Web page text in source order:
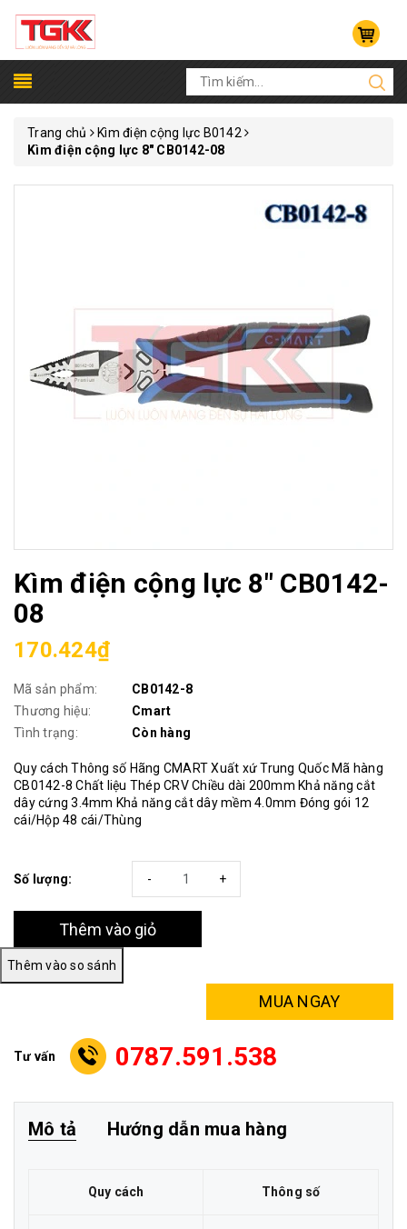
Trang chủ
Kìm điện cộng lực B0142
Kìm điện cộng lực 8" CB0142-08
Kìm điện cộng lực 8" CB0142-
08
170.424₫
Mã sản phẩm:
CB0142-8
Thương hiệu:
Cmart
Tình trạng:
Còn hàng
Quy cách Thông số Hãng CMART Xuất xứ Trung Quốc Mã hàng
CB0142-8 Chất liệu Thép CRV Chiều dài 200mm Khả năng cắt
dây cứng 3.4mm Khả năng cắt dây mềm 4.0mm Đóng gói 12
cái/Hộp 48 cái/Thùng
Số lượng: +
-
Thêm vào giỏ
MUA NGAY
Tư vấn 0787.591.538
Mô tả Hướng dẫn mua hàng
Quy cách Thông số